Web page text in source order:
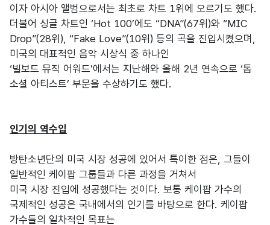
이자 아시아 앨범으로서는 최초로 차트 1위에 오르기도 했다.
더불어 싱글 차트인 ‘Hot 100’에도 “DNA”(67위)와 “MIC
Drop”(28위), “Fake Love”(10위) 등의 곡을 진입시켰으며,
미국의 대표적인 음악 시상식 중 하나인
‘빌보드 뮤직 어워드’에서는 지난해와 올해 2년 연속으로 ‘톱
소셜 아티스트’ 부문을 수상하기도 했다.
인기의 역수입
방탄소년단의 미국 시장 성공에 있어서 특이한 점은, 그들이
일반적인 케이팝 그룹들과 다른 과정을 거쳐서
미국 시장 진입에 성공했다는 것이다. 보통 케이팝 가수의
국제적인 성공은 국내에서의 인기를 바탕으로 한다. 케이팝
가수들의 일차적인 목표는